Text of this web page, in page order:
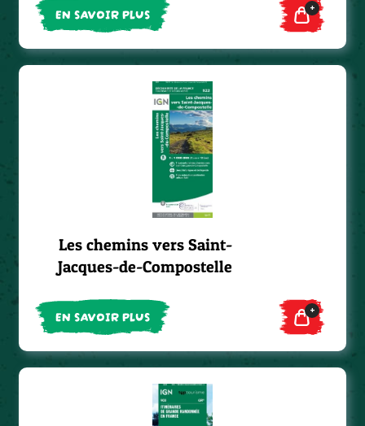
EN SAVOIR PLUS +
Les chemins vers Saint-
Jacques-de-Compostelle
EN SAVOIR PLUS +